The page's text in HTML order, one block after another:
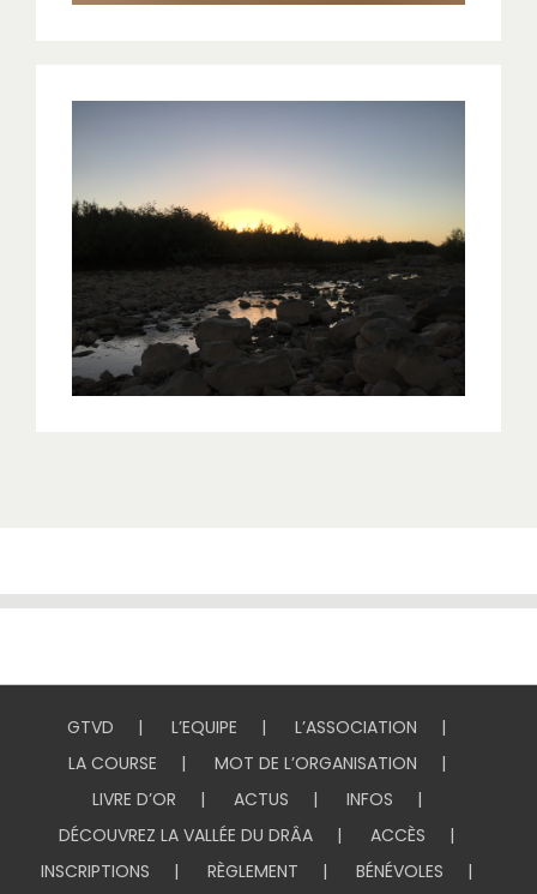
GTVD L’EQUIPE
L’ASSOCIATION
LA COURSE
MOT DE L’ORGANISATION
LIVRE D’OR
ACTUS
INFOS
DÉCOUVREZ LA VALLÉE DU DRÂA
ACCÈS
INSCRIPTIONS
RÈGLEMENT BÉNÉVOLES